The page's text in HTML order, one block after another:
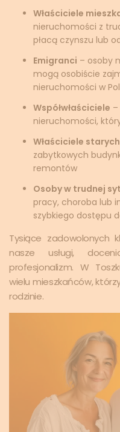
Właściciele
nieruchomości z
płacą czynszu lub
Emigranci – osoby
mogą osobiście
nieruchomości w
Współwłaściciele
nieruchomości,
Właściciele
zabytkowych
remontów
Osoby w trudnej
pracy, choroba lub
szybkiego dostępu
Tysiące zadowolonych
nasze usługi,
profesjonalizm. W
wielu mieszkańców,
rodzinie.